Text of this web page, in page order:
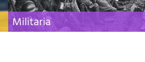
Prodotto(i) Attualmente
Registrati
Militaria
Raccolta delle migliori pubblicazioni (libri e dvd)